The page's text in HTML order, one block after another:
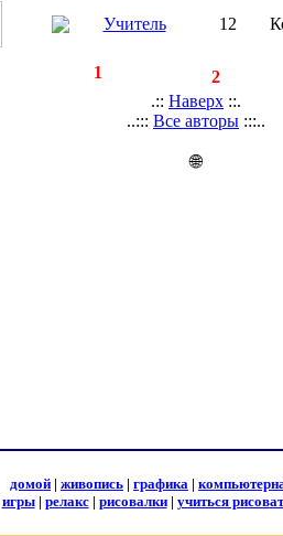
Учитель 12
1
2
.:: Наверх ::.
..::: Все авторы :::..
🌐
домой | живопись | графика |
игры| релакс| рисовалки| учиться